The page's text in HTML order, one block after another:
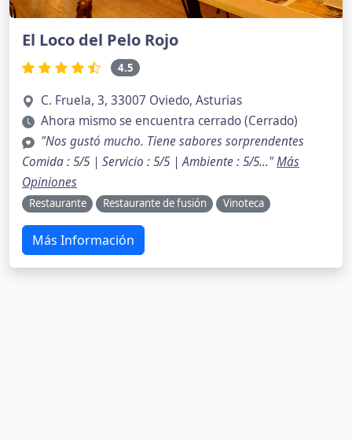
El Loco del Pelo Rojo
4.5
C. Fruela, 3, 33007 Oviedo, Asturias
Ahora mismo se encuentra cerrado (Cerrado)
"Nos gustó mucho. Tiene sabores sorprendentes
Comida : 5/5 | Servicio : 5/5 | Ambiente : 5/5..."Más
Opiniones
Restaurante Restaurante de fusión Vinoteca
Más Información